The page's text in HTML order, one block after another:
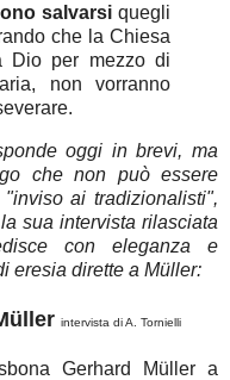
salvarsiquegli
che la Chiesa
Dio per mezzo di
non vorranno
oggi in brevi, ma
che non può essere
ai tradizionalisti",
sua intervista rilasciata
con eleganza e
eresia dirette a Müller:
intervista di A. Tornielli
Gerhard Müller a